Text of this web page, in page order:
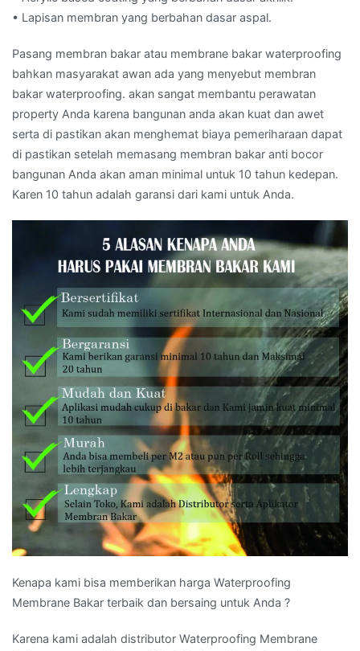
• Lapisan membran yang berbahan dasar aspal.
Pasang membran bakar atau membrane bakar waterproofing
bahkan masyarakat awan ada yang menyebut membran
bakar waterproofing. akan sangat membantu perawatan
property Anda karena bangunan anda akan kuat dan awet
serta di pastikan akan menghemat biaya pemeriharaan dapat
di pastikan setelah memasang membran bakar anti bocor
bangunan Anda akan aman minimal untuk 10 tahun kedepan.
Karen 10 tahun adalah garansi dari kami untuk Anda.
Kenapa kami bisa memberikan harga Waterproofing
Membrane Bakar terbaik dan bersaing untuk Anda ?
Karena kami adalah distributor Waterproofing Membrane